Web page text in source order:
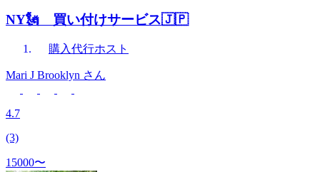
NY🗽 買い付けサービス🇯🇵
購入代行ホスト
Mari J Brooklyn さん
4.7
(3)
15000〜